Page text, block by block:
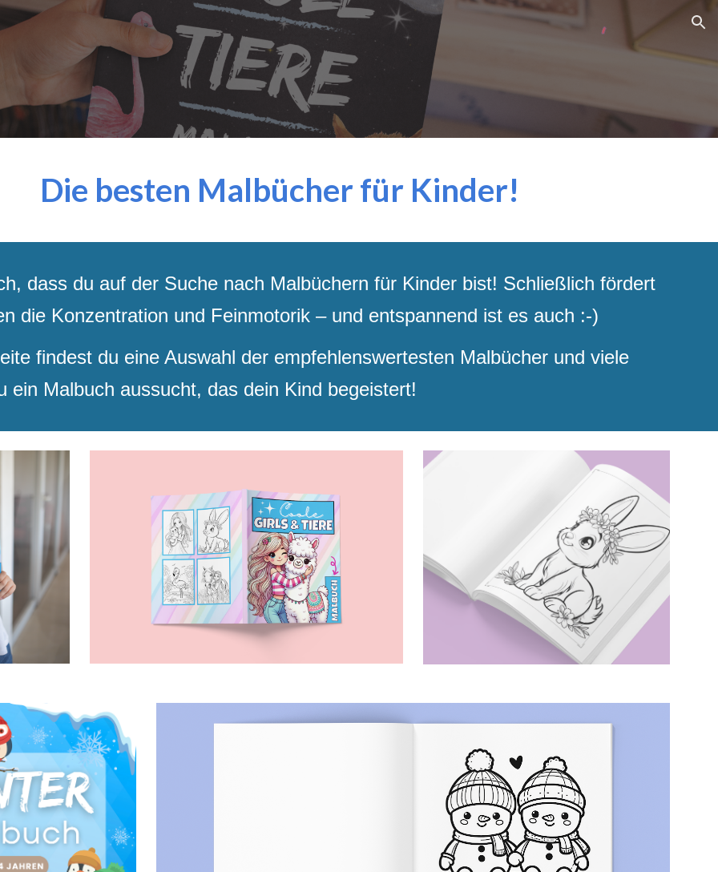
to main content Skip to navigation
Die besten Malbücher für Kinder!
dass du auf der Suche nach Malbüchern für Kinder bist! Schließlich fördert
die Konzentration und Feinmotorik ­– und entspannend ist es auch :-)
findest du eine Auswahl der empfehlenswertesten Malbücher und viele
ein Malbuch aussucht, das dein Kind begeistert!